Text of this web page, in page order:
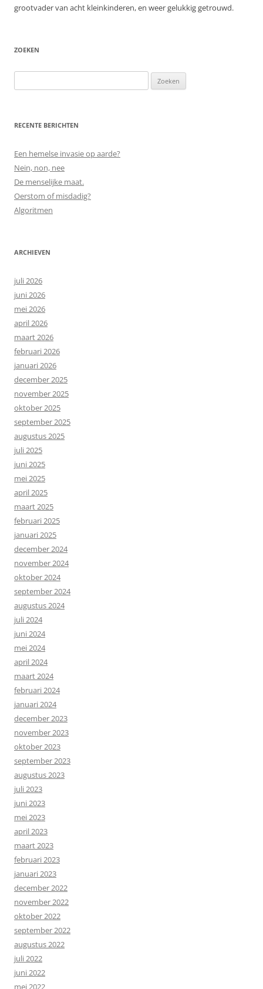
grootvader van acht kleinkinderen, en weer gelukkig getrouwd.
ZOEKEN
naar:
RECENTE BERICHTEN
Een hemelse invasie op aarde?
Nein, non, nee
De menselijke maat.
Oerstom of misdadig?
Algoritmen
ARCHIEVEN
juli 2026
juni 2026
mei 2026
april 2026
maart 2026
februari 2026
januari 2026
december 2025
november 2025
oktober 2025
september 2025
augustus 2025
juli 2025
juni 2025
mei 2025
april 2025
maart 2025
februari 2025
januari 2025
december 2024
november 2024
oktober 2024
september 2024
augustus 2024
juli 2024
juni 2024
mei 2024
april 2024
maart 2024
februari 2024
januari 2024
december 2023
november 2023
oktober 2023
september 2023
augustus 2023
juli 2023
juni 2023
mei 2023
april 2023
maart 2023
februari 2023
januari 2023
december 2022
november 2022
oktober 2022
september 2022
augustus 2022
juli 2022
juni 2022